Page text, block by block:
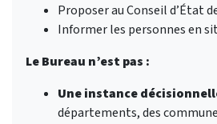
Proposer au Conseil d’État
Informer les personnes en
Le Bureau n’est pas :
Une instance
départements, des